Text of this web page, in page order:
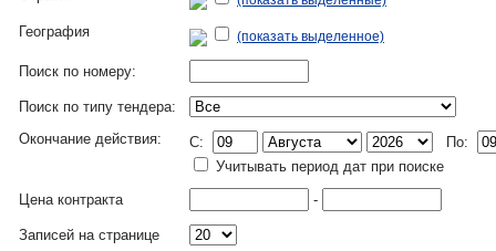
География (показать выделенное)
Поиск по номеру:
Поиск по типу тендера:
Окончание действия:
C:
По:
Учитывать период дат при поиске
Цена контракта
-
Записей на странице